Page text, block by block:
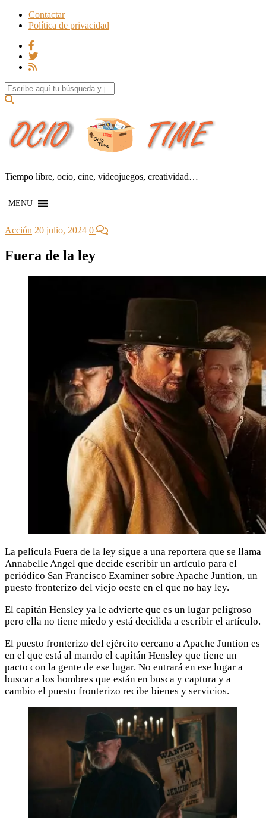
Contactar
Política de privacidad
Search for:
Tiempo libre, ocio, cine, videojuegos, creatividad…
MENU
Acción 20 julio, 2024 0
Fuera de la ley
La película Fuera de la ley sigue a una reportera que se llama
Annabelle Angel que decide escribir un artículo para el
periódico San Francisco Examiner sobre Apache Juntion, un
puesto fronterizo del viejo oeste en el que no hay ley.
El capitán Hensley ya le advierte que es un lugar peligroso
pero ella no tiene miedo y está decidida a escribir el artículo.
El puesto fronterizo del ejército cercano a Apache Juntion es
en el que está al mando el capitán Hensley que tiene un
pacto con la gente de ese lugar. No entrará en ese lugar a
buscar a los hombres que están en busca y captura y a
cambio el puesto fronterizo recibe bienes y servicios.